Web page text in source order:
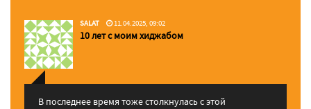
SALAT 11.04.2025, 09:02
10 лет с моим хиджабом
В последнее время тоже столкнулась с этой